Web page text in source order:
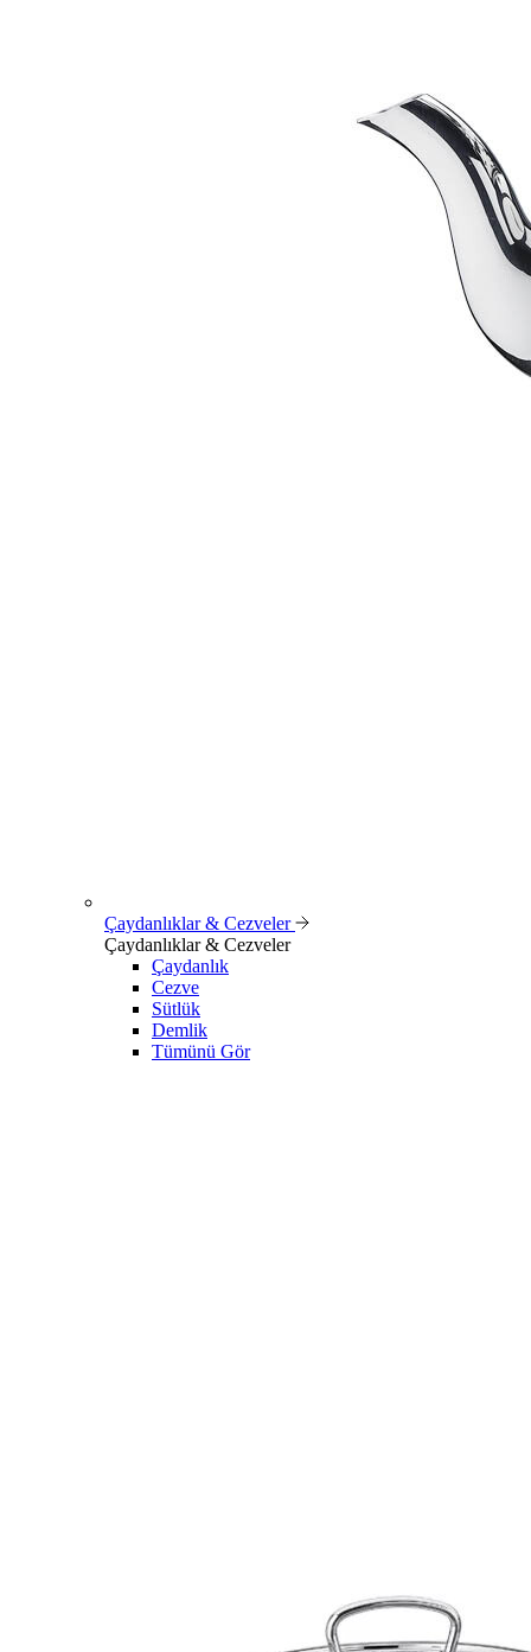
Çaydanlıklar & Cezveler
Çaydanlıklar & Cezveler
Çaydanlık
Cezve
Sütlük
Demlik
Tümünü Gör